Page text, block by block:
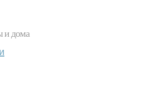
и дома